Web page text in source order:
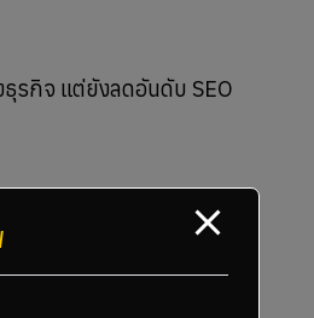
ธุรกิจ แต่ยังลดอันดับ SEO
โนมัติในกรณีที่เซิร์ฟเวอร์